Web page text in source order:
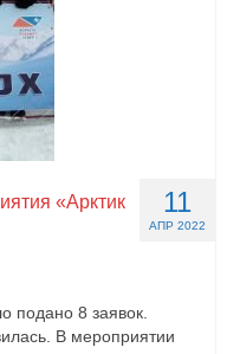
11
АПР 2022
«Арктик
подано 8 заявок.
В мероприятии